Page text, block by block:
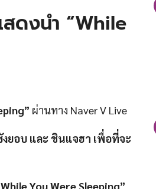
ดงนำ “While
ผ่านทาง Naver V Live
งยอบ และ ชินแจฮา เพื่อที่จะ
You Were Sleeping”